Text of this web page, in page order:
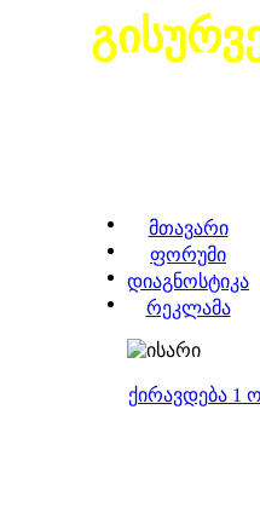
მთავარი
ფორუმი
დიაგნოსტიკა
რეკლამა
ქირავდება 1